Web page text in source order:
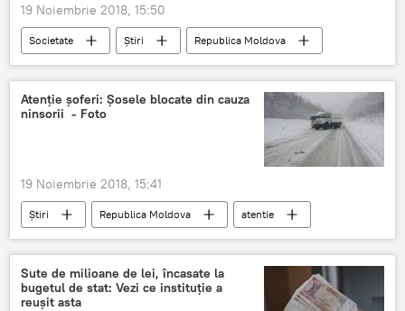
19 Noiembrie 2018, 15:50
Societate Știri
Republica Moldova
Capitala
transport
public
Meteo
Atenție șoferi: Șosele blocate din cauza
ninsorii - Foto
19 Noiembrie 2018, 15:41
Știri Republica Moldova
atentie
Șofer
șosele
blocate
Meteo
Sute de milioane de lei, încasate la
bugetul de stat: Vezi ce instituție a
reușit asta